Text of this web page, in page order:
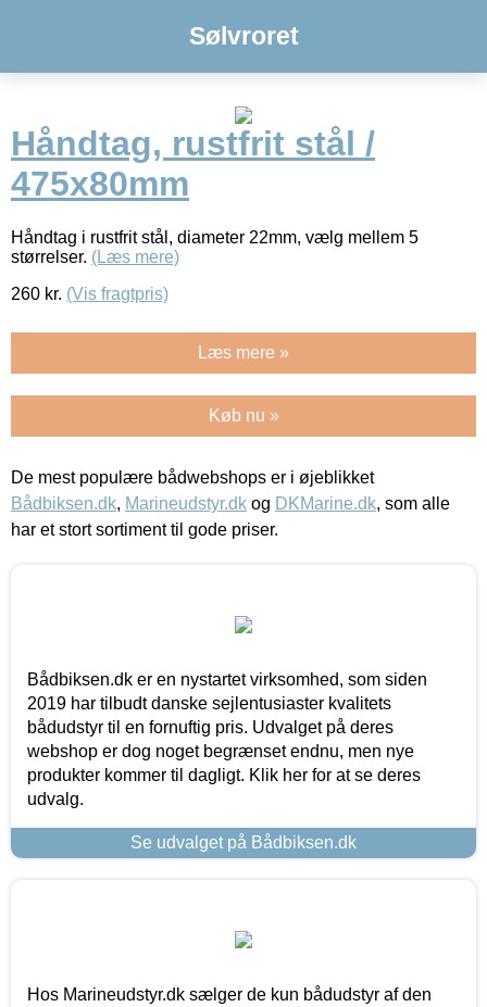
Sølvroret
Håndtag, rustfrit stål /
475x80mm
Håndtag i rustfrit stål, diameter 22mm, vælg mellem 5
størrelser. (Læs mere)
260 kr. (Vis fragtpris)
Læs mere »
Køb nu »
De mest populære bådwebshops er i øjeblikket
Bådbiksen.dk, Marineudstyr.dk og DKMarine.dk, som alle
har et stort sortiment til gode priser.
Bådbiksen.dk er en nystartet virksomhed, som siden
2019 har tilbudt danske sejlentusiaster kvalitets
bådudstyr til en fornuftig pris. Udvalget på deres
webshop er dog noget begrænset endnu, men nye
produkter kommer til dagligt. Klik her for at se deres
udvalg.
Se udvalget på Bådbiksen.dk
Hos Marineudstyr.dk sælger de kun bådudstyr af den